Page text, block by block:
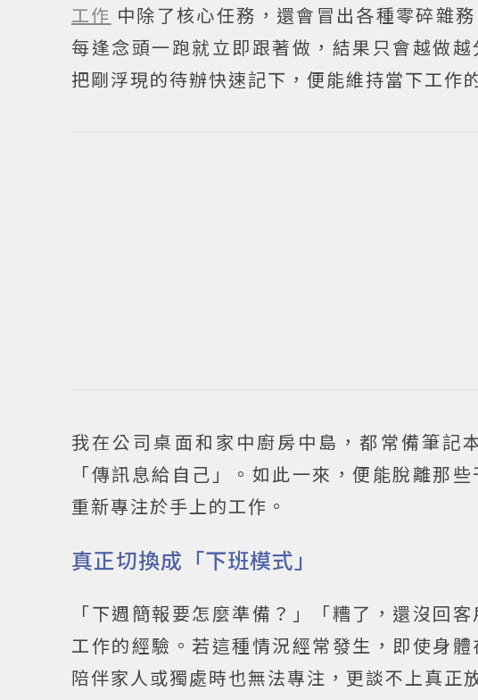
工作 中除了核心任務，還會冒出各種零碎雜
每逢念頭一跑就立即跟著做，結果只會越做
把剛浮現的待辦快速記下，便能維持當下工作
我在公司桌面和家中廚房中島，都常備筆記
「傳訊息給自己」。如此一來，便能脫離那
重新專注於手上的工作。
真正切換成「下班模式」
「下週簡報要怎麼準備？」「糟了，還沒回
工作的經驗。若這種情況經常發生，即使身
陪伴家人或獨處時也無法專注，更談不上真正